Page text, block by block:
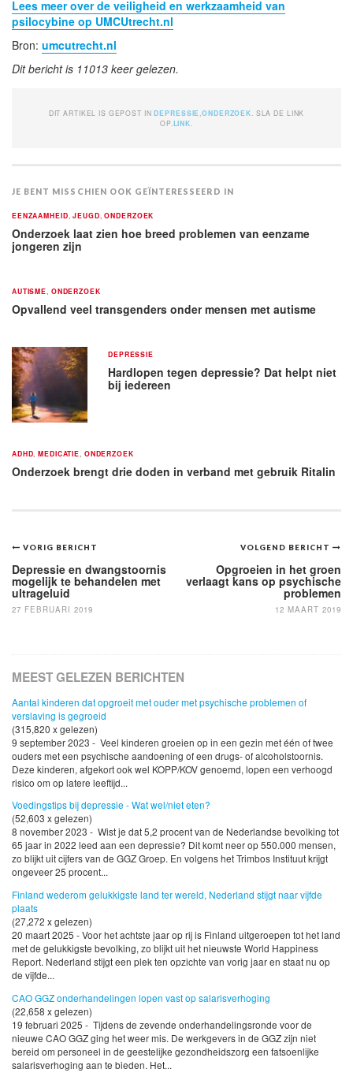
Lees meer over de veiligheid en werkzaamheid van
psilocybine op UMCUtrecht.nl
Bron: umcutrecht.nl
Dit bericht is 11013 keer gelezen.
DIT ARTIKEL IS GEPOST INDEPRESSIE ,ONDERZOEK . SLA DE LINK
OP. LINK
JE BENT MISSCHIEN OOK GEÏNTERESSEERD IN
EENZAAMHEID ,JEUGD ,ONDERZOEK
Onderzoek laat zien hoe breed problemen van eenzame
jongeren zijn
AUTISME ONDERZOEK
Opvallend veel transgenders onder mensen met autisme
DEPRESSIE
Hardlopen tegen depressie? Dat helpt niet
bij iedereen
ADHD ,MEDICATIE ONDERZOEK
Onderzoek brengt drie doden in verband met gebruik Ritalin
Bericht
navigatie
VOLGEND BERICHT
Opgroeien in het groen
verlaagt kans op psychische
problemen
12 MAART 2019
VORIG BERICHT
Depressie en dwangstoornis
mogelijk te behandelen met
ultrageluid
27 FEBRUARI 2019
MEEST GELEZEN BERICHTEN
Aantal kinderen dat opgroeit met ouder met psychische problemen of
verslaving is gegroeid
(315,820 x gelezen)
9 september 2023 - Veel kinderen groeien op in een gezin met één of twee
ouders met een psychische aandoening of een drugs- of alcoholstoornis.
Deze kinderen, afgekort ook wel KOPP/KOV genoemd, lopen een verhoogd
risico om op latere leeftijd...
Voedingstips bij depressie - Wat wel/niet eten?
(52,603 x gelezen)
8 november 2023 - Wist je dat 5,2 procent van de Nederlandse bevolking tot
65 jaar in 2022 leed aan een depressie? Dit komt neer op 550.000 mensen,
zo blijkt uit cijfers van de GGZ Groep. En volgens het Trimbos Instituut krijgt
ongeveer 25 procent...
Finland wederom gelukkigste land ter wereld, Nederland stijgt naar vijfde
plaats
(27,272 x gelezen)
20 maart 2025 - Voor het achtste jaar op rij is Finland uitgeroepen tot het land
met de gelukkigste bevolking, zo blijkt uit het nieuwste World Happiness
Report. Nederland stijgt een plek ten opzichte van vorig jaar en staat nu op
de vijfde...
CAO GGZ onderhandelingen lopen vast op salarisverhoging
(22,658 x gelezen)
19 februari 2025 - Tijdens de zevende onderhandelingsronde voor de
nieuwe CAO GGZ ging het weer mis. De werkgevers in de GGZ zijn niet
bereid om personeel in de geestelijke gezondheidszorg een fatsoenlijke
salarisverhoging aan te bieden. Het...